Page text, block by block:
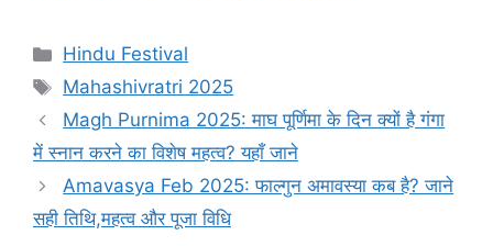
C
a
e
g
o
r
Hindu Festival
T
a
s
Mahashivratri 2025
Magh Purnima 2025: माघ पूर्णिमा के दिन क्यों है गंगा
में स्नान करने का विशेष महत्व? यहाँ जाने
Amavasya Feb 2025: फाल्गुन अमावस्या कब है? जाने
सही तिथि,महत्व और पूजा विधि